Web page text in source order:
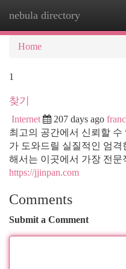
nebula directory
Home
1
찾기
Internet 207 days ago
최고의 공간에서 신뢰할 수
가 도와드릴 실질적인 엄
해서는 이곳에서 가장 전문
https://jjinpan.com
Comments
Submit a Comment